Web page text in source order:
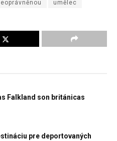
umělec
Falkland son británicas
pre deportovaných